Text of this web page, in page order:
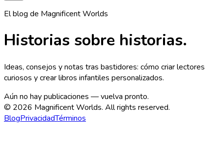
El blog de Magnificent Worlds
Historias sobre historias.
Ideas, consejos y notas tras bastidores: cómo criar lectores
curiosos y crear libros infantiles personalizados.
Aún no hay publicaciones — vuelva pronto.
© 2026 Magnificent Worlds. All rights reserved.
BlogPrivacidadTérminos